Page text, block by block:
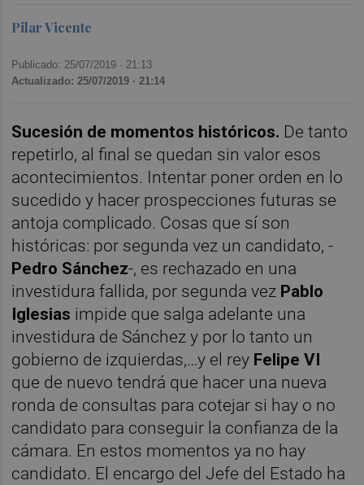
Pilar Vicente
Publicado: 25/07/2019 · 21:13
Actualizado: 25/07/2019 · 21:14
Sucesión de momentos históricos. De tanto
repetirlo, al final se quedan sin valor esos
acontecimientos. Intentar poner orden en lo
sucedido y hacer prospecciones futuras se
antoja complicado. Cosas que sí son
históricas: por segunda vez un candidato, -
Pedro Sánchez-, es rechazado en una
investidura fallida, por segunda vez Pablo
Iglesias impide que salga adelante una
investidura de Sánchez y por lo tanto un
gobierno de izquierdas,…y el rey Felipe VI
que de nuevo tendrá que hacer una nueva
ronda de consultas para cotejar si hay o no
candidato para conseguir la confianza de la
cámara. En estos momentos ya no hay
candidato. El encargo del Jefe del Estado ha